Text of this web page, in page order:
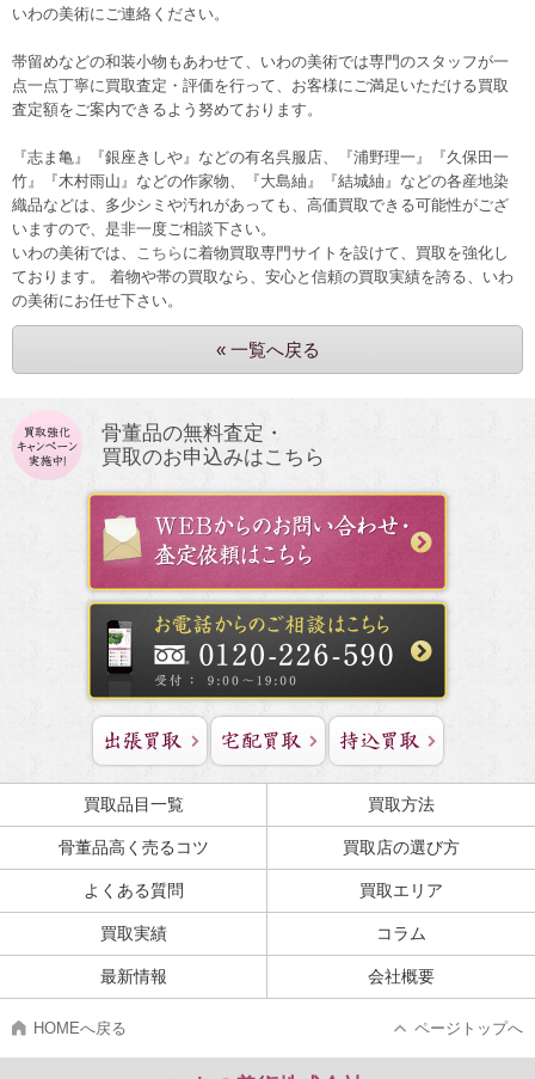
いわの美術にご連絡ください。
帯留めなどの和装小物もあわせて、いわの美術では専門のスタッフが一
点一点丁寧に買取査定・評価を行って、お客様にご満足いただける買取
査定額をご案内できるよう努めております。
『志ま亀』『銀座きしや』などの有名呉服店、『浦野理一』『久保田一
竹』『木村雨山』などの作家物、『大島紬』『結城紬』などの各産地染
織品などは、多少シミや汚れがあっても、高価買取できる可能性がござ
いますので、是非一度ご相談下さい。
いわの美術では、 こちら に着物買取専門サイトを設けて、買取を強化し
ております。 着物や帯の買取なら、安心と信頼の買取実績を誇る、いわ
の美術にお任せ下さい。
« 一覧へ戻る
骨董品の無料査定・
買取のお申込みはこちら
買取品目一覧 買取方法
骨董品高く売るコツ 買取店の選び方
よくある質問 買取エリア
買取実績 コラム
最新情報 会社概要
HOMEへ戻る ページトップへ